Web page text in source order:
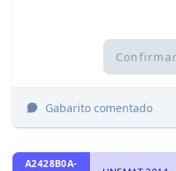
Gabarito comentado
A2428B0A-